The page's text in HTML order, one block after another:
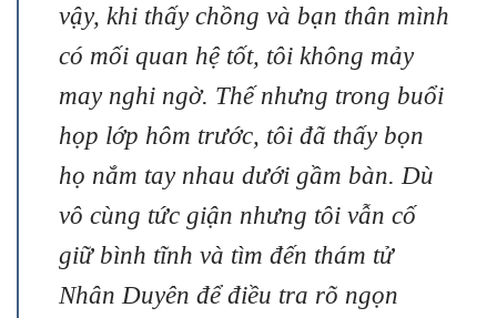
vậy, khi thấy chồng và bạn thân mình
có mối quan hệ tốt, tôi không mảy
may nghi ngờ. Thế nhưng trong buổi
họp lớp hôm trước, tôi đã thấy bọn
họ nắm tay nhau dưới gầm bàn. Dù
vô cùng tức giận nhưng tôi vẫn cố
giữ bình tĩnh và tìm đến thám tử
Nhân Duyên để điều tra rõ ngọn